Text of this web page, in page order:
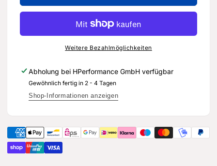
Getriebeöl
-
052
532
Original
Ersatzteil
für
8Y
für
Getriebeöl
G
052
-
Original
Ersatzteil
RS3
8Y
Weitere Bezahlmöglichkeiten
Abholung bei HPerformance GmbH verfügbar
Gewöhnlich fertig in 2 - 4 Tagen
Shop-Informationen anzeigen